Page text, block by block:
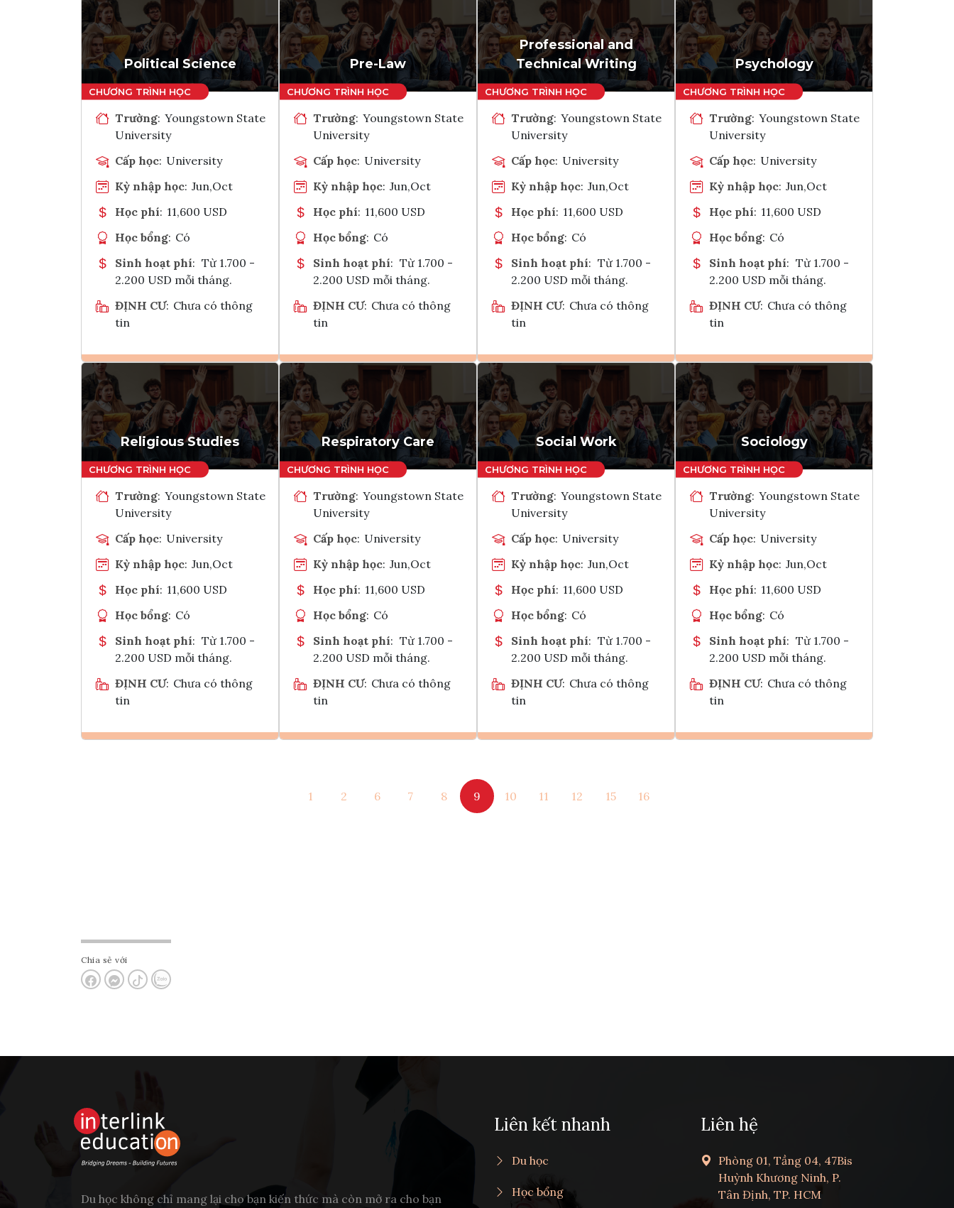
Political Science
Trường: Youngstown State
University
Cấp học: University
Kỳ nhập học: Jun,Oct
Học phí: 11,600 USD
Học bổng: Có
Sinh hoạt phí: Từ 1.700 -
2.200 USD mỗi tháng.
ĐỊNH CƯ: Chưa có thông
tin
Ghi danh
Tham vấn Interlink
Pre-Law
Trường: Youngstown State
University
Cấp học: University
Kỳ nhập học: Jun,Oct
Học phí: 11,600 USD
Học bổng: Có
Sinh hoạt phí: Từ 1.700 -
2.200 USD mỗi tháng.
ĐỊNH CƯ: Chưa có thông
tin
Ghi danh
Tham vấn Interlink
Professional and
Technical Writing
Trường: Youngstown State
University
Cấp học: University
Kỳ nhập học: Jun,Oct
Học phí: 11,600 USD
Học bổng: Có
Sinh hoạt phí: Từ 1.700 -
2.200 USD mỗi tháng.
ĐỊNH CƯ: Chưa có thông
tin
Ghi danh
Tham vấn Interlink
Psychology
Trường: Youngstown State
University
Cấp học: University
Kỳ nhập học: Jun,Oct
Học phí: 11,600 USD
Học bổng: Có
Sinh hoạt phí: Từ 1.700 -
2.200 USD mỗi tháng.
ĐỊNH CƯ: Chưa có thông
tin
Ghi danh
Tham vấn Interlink
Religious Studies
Trường: Youngstown State
University
Cấp học: University
Kỳ nhập học: Jun,Oct
Học phí: 11,600 USD
Học bổng: Có
Sinh hoạt phí: Từ 1.700 -
2.200 USD mỗi tháng.
ĐỊNH CƯ: Chưa có thông
tin
Respiratory Care
Trường: Youngstown State
University
Cấp học: University
Kỳ nhập học: Jun,Oct
Học phí: 11,600 USD
Học bổng: Có
Sinh hoạt phí: Từ 1.700 -
2.200 USD mỗi tháng.
ĐỊNH CƯ: Chưa có thông
tin
Tham vấn Interlink
Social Work
Trường: Youngstown State
University
Cấp học: University
Kỳ nhập học: Jun,Oct
Học phí: 11,600 USD
Học bổng: Có
Sinh hoạt phí: Từ 1.700 -
2.200 USD mỗi tháng.
ĐỊNH CƯ: Chưa có thông
tin
Tham vấn Interlink
Sociology
Trường: Youngstown State
University
Cấp học: University
Kỳ nhập học: Jun,Oct
Học phí: 11,600 USD
Học bổng: Có
Sinh hoạt phí: Từ 1.700 -
2.200 USD mỗi tháng.
ĐỊNH CƯ: Chưa có thông
tin
1 2 6 7 8 9 10 11 12 15 16
Chia sẻ với
Du học không chỉ mang lại cho bạn kiến thức mà còn mở ra cho bạn
Liên kết nhanh
Du học
Học bổng
Liên hệ
Phòng 01, Tầng 04, 47Bis
Huỳnh Khương Ninh, P.
Tân Định, TP. HCM